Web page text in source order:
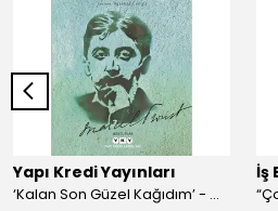
Yapı Kredi Yayınları
‘Kalan Son Güzel Kağıdım’ - Marcel Proust
İş